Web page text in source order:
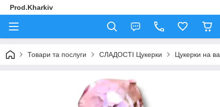
Prod.Kharkiv
Товари та послуги СЛАДОСТІ Цукерки Цукерки на